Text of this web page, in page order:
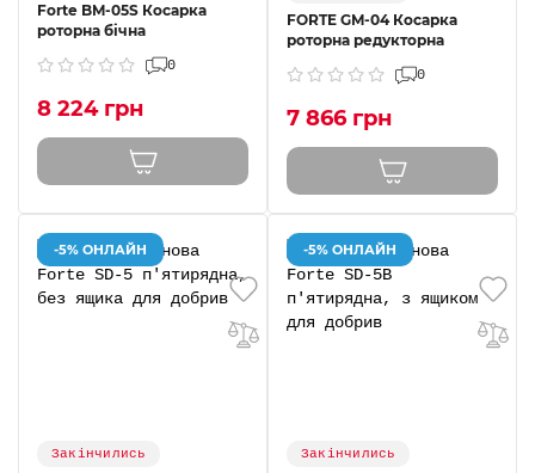
Forte BM-05S Косарка
роторна бічна
0
8 224 грн
FORTE GM-04 Косарка
роторна редукторна
0
7 866 грн
-5% ОНЛАЙН
Закінчились
-5% ОНЛАЙН
Закінчились